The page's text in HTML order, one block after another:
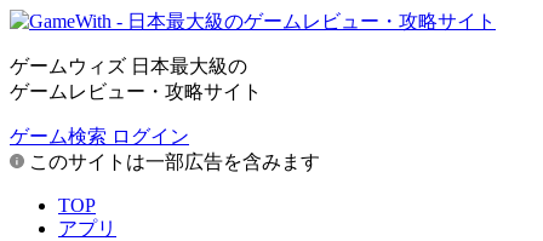
ゲームウィズ 日本最大級の
ゲームレビュー・攻略サイト
ゲーム検索 ログイン
このサイトは一部広告を含みます
TOP
アプリ